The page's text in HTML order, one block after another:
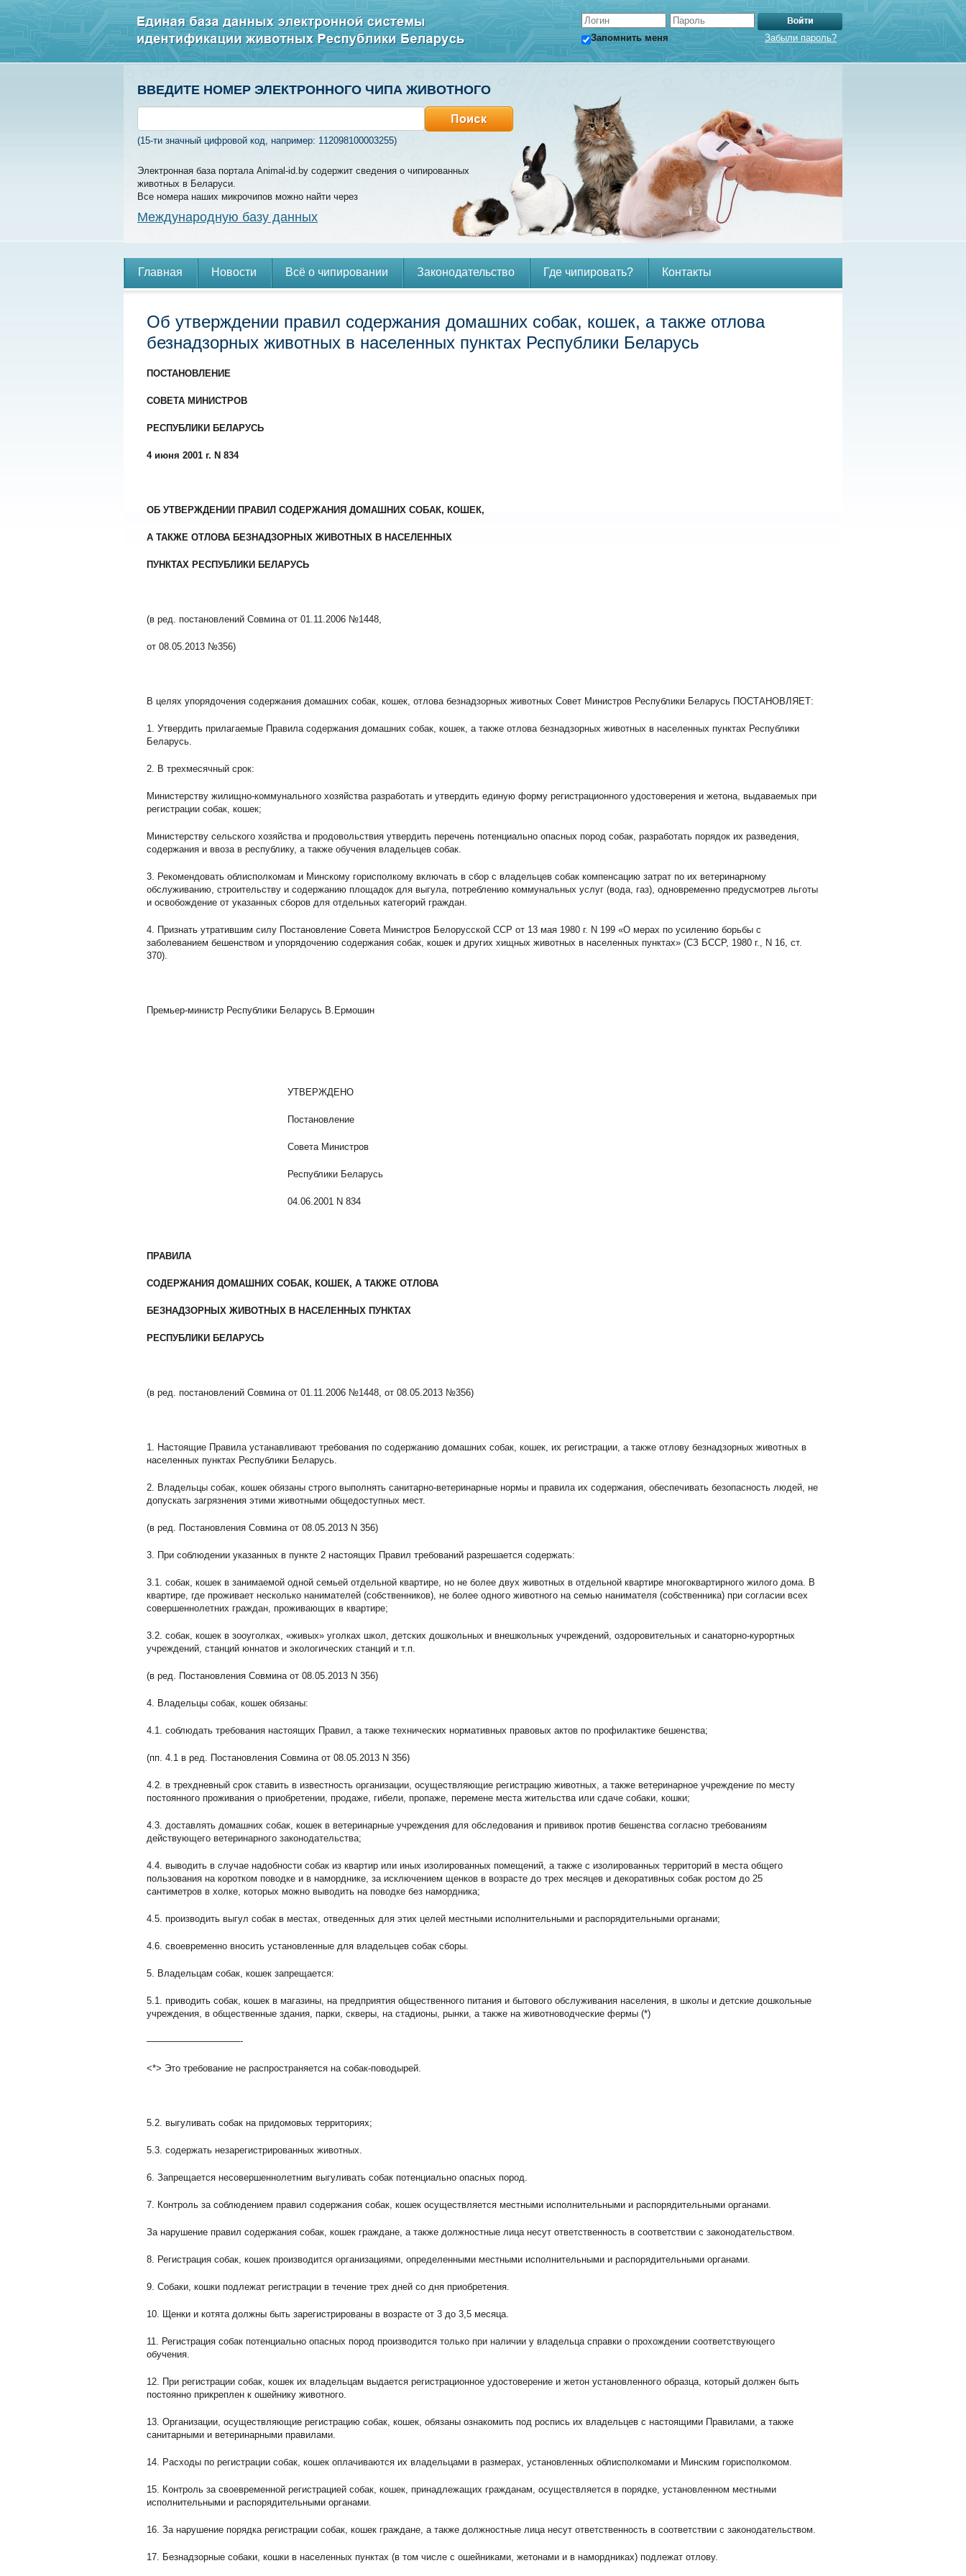
Запомнить меня Забыли пароль?
ВВЕДИТЕ НОМЕР ЭЛЕКТРОННОГО ЧИПА ЖИВОТНОГО
(15-ти значный цифровой код, например: 112098100003255)
Электронная база портала Animal-id.by содержит сведения о чипированных
животных в Беларуси.
Все номера наших микрочипов можно найти через
Международную базу данных
Главная Новости Всё о чипировании Законодательство Где чипировать? Контакты
Об утверждении правил содержания домашних собак, кошек, а также отлова
безнадзорных животных в населенных пунктах Республики Беларусь
ПОСТАНОВЛЕНИЕ
СОВЕТА МИНИСТРОВ
РЕСПУБЛИКИ БЕЛАРУСЬ
4 июня 2001 г. N 834
ОБ УТВЕРЖДЕНИИ ПРАВИЛ СОДЕРЖАНИЯ ДОМАШНИХ СОБАК, КОШЕК,
А ТАКЖЕ ОТЛОВА БЕЗНАДЗОРНЫХ ЖИВОТНЫХ В НАСЕЛЕННЫХ
ПУНКТАХ РЕСПУБЛИКИ БЕЛАРУСЬ
(в ред. постановлений Совмина от 01.11.2006 №1448,
от 08.05.2013 №356)
В целях упорядочения содержания домашних собак, кошек, отлова безнадзорных животных Совет Министров Республики Беларусь ПОСТАНОВЛЯЕТ:
1. Утвердить прилагаемые Правила содержания домашних собак, кошек, а также отлова безнадзорных животных в населенных пунктах Республики
Беларусь.
2. В трехмесячный срок:
Министерству жилищно-коммунального хозяйства разработать и утвердить единую форму регистрационного удостоверения и жетона, выдаваемых при
регистрации собак, кошек;
Министерству сельского хозяйства и продовольствия утвердить перечень потенциально опасных пород собак, разработать порядок их разведения,
содержания и ввоза в республику, а также обучения владельцев собак.
3. Рекомендовать облисполкомам и Минскому горисполкому включать в сбор с владельцев собак компенсацию затрат по их ветеринарному
обслуживанию, строительству и содержанию площадок для выгула, потреблению коммунальных услуг (вода, газ), одновременно предусмотрев льготы
и освобождение от указанных сборов для отдельных категорий граждан.
4. Признать утратившим силу Постановление Совета Министров Белорусской ССР от 13 мая 1980 г. N 199 «О мерах по усилению борьбы с
заболеванием бешенством и упорядочению содержания собак, кошек и других хищных животных в населенных пунктах» (СЗ БССР, 1980 г., N 16, ст.
370).
Премьер-министр Республики Беларусь В.Ермошин
УТВЕРЖДЕНО
Постановление
Совета Министров
Республики Беларусь
04.06.2001 N 834
ПРАВИЛА
СОДЕРЖАНИЯ ДОМАШНИХ СОБАК, КОШЕК, А ТАКЖЕ ОТЛОВА
БЕЗНАДЗОРНЫХ ЖИВОТНЫХ В НАСЕЛЕННЫХ ПУНКТАХ
РЕСПУБЛИКИ БЕЛАРУСЬ
(в ред. постановлений Совмина от 01.11.2006 №1448, от 08.05.2013 №356)
1. Настоящие Правила устанавливают требования по содержанию домашних собак, кошек, их регистрации, а также отлову безнадзорных животных в
населенных пунктах Республики Беларусь.
2. Владельцы собак, кошек обязаны строго выполнять санитарно-ветеринарные нормы и правила их содержания, обеспечивать безопасность людей, не
допускать загрязнения этими животными общедоступных мест.
(в ред. Постановления Совмина от 08.05.2013 N 356)
3. При соблюдении указанных в пункте 2 настоящих Правил требований разрешается содержать:
3.1. собак, кошек в занимаемой одной семьей отдельной квартире, но не более двух животных в отдельной квартире многоквартирного жилого дома. В
квартире, где проживает несколько нанимателей (собственников), не более одного животного на семью нанимателя (собственника) при согласии всех
совершеннолетних граждан, проживающих в квартире;
3.2. собак, кошек в зооуголках, «живых» уголках школ, детских дошкольных и внешкольных учреждений, оздоровительных и санаторно-курортных
учреждений, станций юннатов и экологических станций и т.п.
(в ред. Постановления Совмина от 08.05.2013 N 356)
4. Владельцы собак, кошек обязаны:
4.1. соблюдать требования настоящих Правил, а также технических нормативных правовых актов по профилактике бешенства;
(пп. 4.1 в ред. Постановления Совмина от 08.05.2013 N 356)
4.2. в трехдневный срок ставить в известность организации, осуществляющие регистрацию животных, а также ветеринарное учреждение по месту
постоянного проживания о приобретении, продаже, гибели, пропаже, перемене места жительства или сдаче собаки, кошки;
4.3. доставлять домашних собак, кошек в ветеринарные учреждения для обследования и прививок против бешенства согласно требованиям
действующего ветеринарного законодательства;
4.4. выводить в случае надобности собак из квартир или иных изолированных помещений, а также с изолированных территорий в места общего
пользования на коротком поводке и в наморднике, за исключением щенков в возрасте до трех месяцев и декоративных собак ростом до 25
сантиметров в холке, которых можно выводить на поводке без намордника;
4.5. производить выгул собак в местах, отведенных для этих целей местными исполнительными и распорядительными органами;
4.6. своевременно вносить установленные для владельцев собак сборы.
5. Владельцам собак, кошек запрещается:
5.1. приводить собак, кошек в магазины, на предприятия общественного питания и бытового обслуживания населения, в школы и детские дошкольные
учреждения, в общественные здания, парки, скверы, на стадионы, рынки, а также на животноводческие фермы (*)
——————————-
<*> Это требование не распространяется на собак-поводырей.
5.2. выгуливать собак на придомовых территориях;
5.3. содержать незарегистрированных животных.
6. Запрещается несовершеннолетним выгуливать собак потенциально опасных пород.
7. Контроль за соблюдением правил содержания собак, кошек осуществляется местными исполнительными и распорядительными органами.
За нарушение правил содержания собак, кошек граждане, а также должностные лица несут ответственность в соответствии с законодательством.
8. Регистрация собак, кошек производится организациями, определенными местными исполнительными и распорядительными органами.
9. Собаки, кошки подлежат регистрации в течение трех дней со дня приобретения.
10. Щенки и котята должны быть зарегистрированы в возрасте от 3 до 3,5 месяца.
11. Регистрация собак потенциально опасных пород производится только при наличии у владельца справки о прохождении соответствующего
обучения.
12. При регистрации собак, кошек их владельцам выдается регистрационное удостоверение и жетон установленного образца, который должен быть
постоянно прикреплен к ошейнику животного.
13. Организации, осуществляющие регистрацию собак, кошек, обязаны ознакомить под роспись их владельцев с настоящими Правилами, а также
санитарными и ветеринарными правилами.
14. Расходы по регистрации собак, кошек оплачиваются их владельцами в размерах, установленных облисполкомами и Минским горисполкомом.
15. Контроль за своевременной регистрацией собак, кошек, принадлежащих гражданам, осуществляется в порядке, установленном местными
исполнительными и распорядительными органами.
16. За нарушение порядка регистрации собак, кошек граждане, а также должностные лица несут ответственность в соответствии с законодательством.
17. Безнадзорные собаки, кошки в населенных пунктах (в том числе с ошейниками, жетонами и в намордниках) подлежат отлову.